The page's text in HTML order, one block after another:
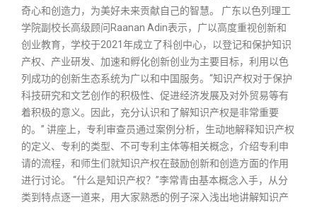
奇心和创造力，为美好未来贡献自己的智慧。 广东以色列理工
学院副校长高级顾问Raanan Adin表示，广以高度重视创新和
创业教育，学校于2021年成立了科创中心，以登记和保护知识
产权、产业研发、加速和孵化创新创业为主要目标，利用以色
列成功的创新生态系统为广以和中国服务。“知识产权对于保护
科技研究和文艺创作的积极性、促进经济发展及对外贸易等有
着积极的意义。因此，充分认识和了解知识产权是非常重要
的。” 讲座上，专利审查员通过案例分析，生动地解释知识产权
的定义、专利的类型、不可专利主体等相关概念，介绍专利申
请的流程，和师生们就知识产权在鼓励创新和创造方面的作用
进行讨论。 “什么是知识产权？”李常青由基本概念入手，从分
类到特点逐一道来，用大家熟悉的例子深入浅出地讲解知识产